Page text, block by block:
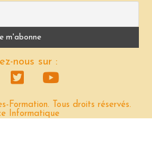
nous sur :
Formation. Tous droits réservés.
Informatique